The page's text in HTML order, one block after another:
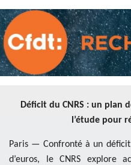
Déficit du CNRS : un plan
l’étude pour
Paris — Confronté à un
d’euros, le CNRS explore